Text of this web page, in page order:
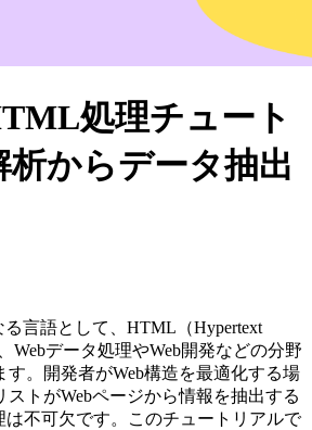
処理チュート
析からデータ抽出
言語として、HTML（Hypertext
Webデータ処理やWeb開発などの分野
す。開発者がWeb構造を最適化する場
トがWebページから情報を抽出する
不可欠です。このチュートリアルで